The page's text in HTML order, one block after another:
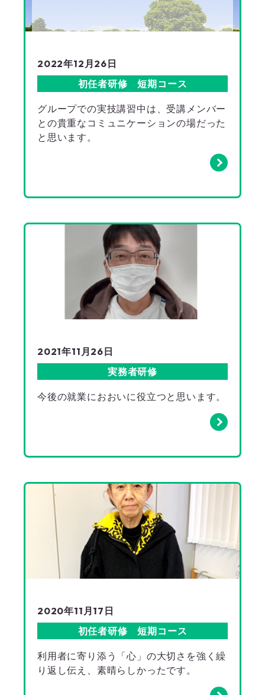
2022年12月26日
初任者研修 短期コース
グループでの実技講習中は、受講メンバー
との貴重なコミュニケーションの場だった
と思います。
2021年11月26日
実務者研修
今後の就業におおいに役立つと思います。
2020年11月17日
初任者研修 短期コース
利用者に寄り添う「心」の大切さを強く繰
り返し伝え、素晴らしかったです。